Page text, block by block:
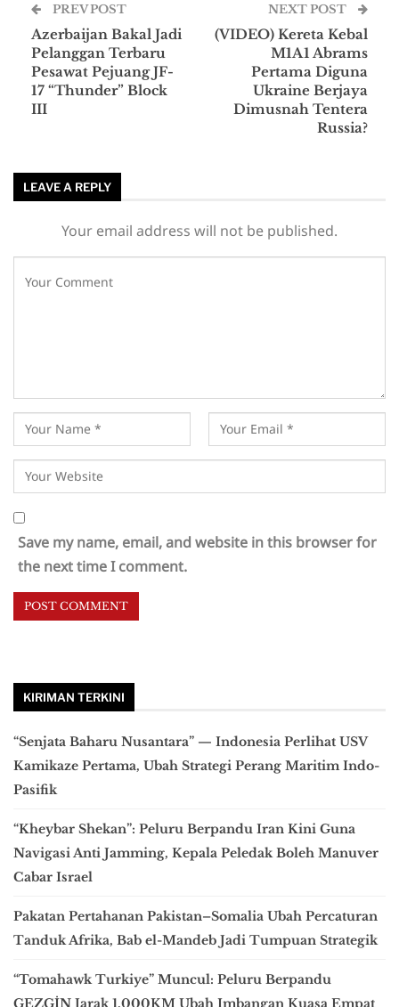
PREV POST
Azerbaijan Bakal Jadi
Pelanggan Terbaru
Pesawat Pejuang JF-
17 “Thunder” Block
III
NEXT POST
(VIDEO) Kereta Kebal
M1A1 Abrams
Pertama Diguna
Ukraine Berjaya
Dimusnah Tentera
Russia?
LEAVE A REPLY
Your email address will not be published.
Save my name, email, and website in this browser for
the next time I comment.
KIRIMAN TERKINI
“Senjata Baharu Nusantara” — Indonesia Perlihat USV
Kamikaze Pertama, Ubah Strategi Perang Maritim Indo-
Pasifik
“Kheybar Shekan”: Peluru Berpandu Iran Kini Guna
Navigasi Anti Jamming, Kepala Peledak Boleh Manuver
Cabar Israel
Pakatan Pertahanan Pakistan–Somalia Ubah Percaturan
Tanduk Afrika, Bab el-Mandeb Jadi Tumpuan Strategik
“Tomahawk Turkiye” Muncul: Peluru Berpandu
GEZGİN Jarak 1,000KM Ubah Imbangan Kuasa Empat